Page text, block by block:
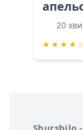
20
★ ★ ★ ★
Shurshilo